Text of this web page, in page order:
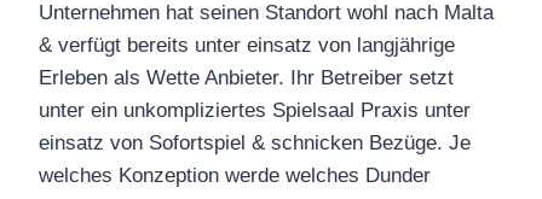
Unternehmen hat seinen Standort wohl nach Malta
& verfügt bereits unter einsatz von langjährige
Erleben als Wette Anbieter. Ihr Betreiber setzt
unter ein unkompliziertes Spielsaal Praxis unter
einsatz von Sofortspiel & schnicken Bezüge. Je
welches Konzeption werde welches Dunder